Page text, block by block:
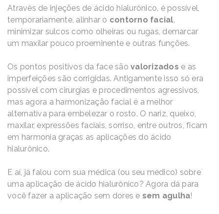
Através de injeções de ácido hialurônico, é possível,
temporariamente, alinhar o contorno facial,
minimizar sulcos como olheiras ou rugas, demarcar
um maxilar pouco proeminente e outras funções.
Os pontos positivos da face são valorizados e as
imperfeições são corrigidas. Antigamente isso só era
possível com cirurgias e procedimentos agressivos,
mas agora a harmonização facial é a melhor
alternativa para embelezar o rosto. O nariz, queixo,
maxilar, expressões faciais, sorriso, entre outros, ficam
em harmonia graças as aplicações do ácido
hialurônico.
E aí, já falou com sua médica (ou seu médico) sobre
uma aplicação de ácido hialurônico? Agora dá para
você fazer a aplicação sem dores e sem agulha!